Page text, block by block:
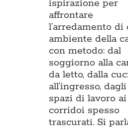
ispirazione per
affrontare
l’arredamento di
ambiente della
con metodo: dal
soggiorno alla
da letto, dalla
all’ingresso, dagli
spazi di lavoro ai
corridoi spesso
trascurati. Si